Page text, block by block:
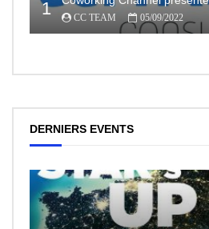
1 CC TEAM 05/09/2022
DERNIERS EVENTS